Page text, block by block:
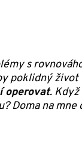
s
poklidný
operovat.
Doma na mne